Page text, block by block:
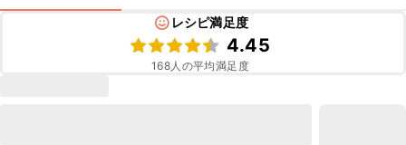
レシピ満足度
4.45
168人の平均満足度